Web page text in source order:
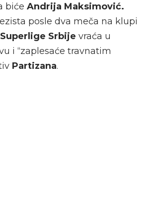
biće Andrija Maksimović.
posle dva meča na klupi
Superlige Srbije vraća u
i “zaplesaće travnatim
Partizana.